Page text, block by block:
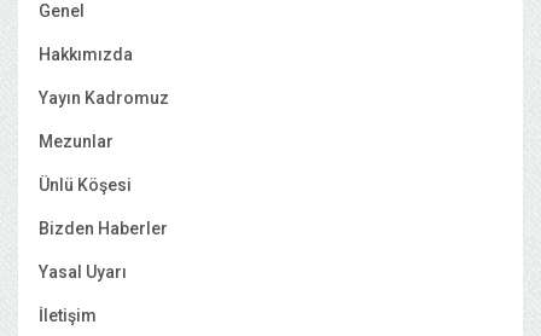
Genel
Hakkımızda
Yayın Kadromuz
Mezunlar
Ünlü Köşesi
Bizden Haberler
Yasal Uyarı
İletişim